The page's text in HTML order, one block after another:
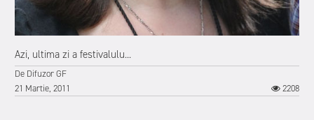
Azi, ultima zi a festivalulu...
De Difuzor GF
21 Martie, 2011
2208